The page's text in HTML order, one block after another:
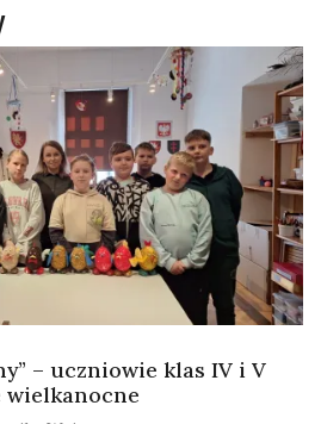
– uczniowie klas IV i V
wielkanocne